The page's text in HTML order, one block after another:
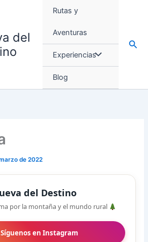
del
Rutas y
Aventuras
Experiencias
Blog
de 2022
del Destino
por la montaña y el mundo rural
Síguenos en Instagram